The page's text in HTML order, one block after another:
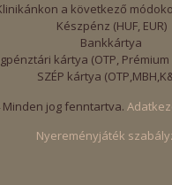
a következő
Készpénz (HUF, EUR)
Bankkártya
kártya (OTP,
SZÉP kártya
Minden jog fenntartva.
Nyereményjáték